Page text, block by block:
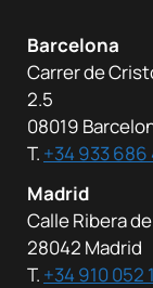
Barcelona
Carrer de
2.5
08019
T. +34 933 686
Madrid
Calle Ribera
28042 Madrid
T. +34 910 052